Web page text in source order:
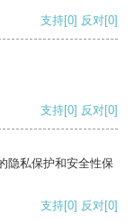
支持[0] 反对[0]
支持[0] 反对[0]
隐私保护和安全性保
支持[0] 反对[0]